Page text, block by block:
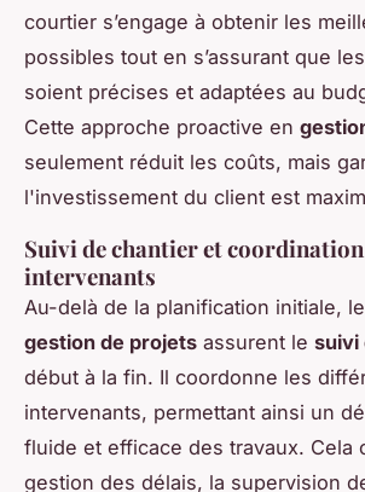
courtier s’engage à obtenir les
possibles tout en s’assurant que
soient précises et adaptées au
Cette approche proactive en
seulement réduit les coûts, mais
l'investissement du client est
Suivi de chantier et coordination
intervenants
Au-delà de la planification initiale, le
gestion de projets assurent le suivi
début à la fin. Il coordonne les
intervenants, permettant ainsi un
fluide et efficace des travaux. Cela
gestion des délais, la supervision